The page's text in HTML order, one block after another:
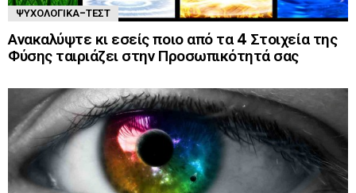
ΨΥΧΟΛΟΓΙΚΆ-ΤΈΣΤ
Ανακαλύψτε κι εσείς ποιο από τα 4 Στοιχεία της
Φύσης ταιριάζει στην Προσωπικότητά σας